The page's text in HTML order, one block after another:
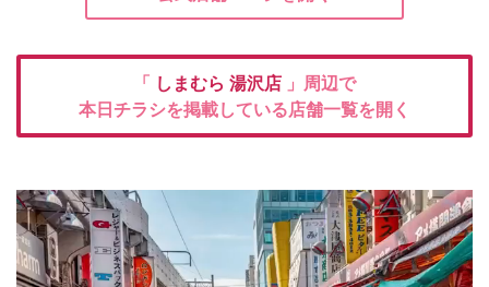
「 しまむら 湯沢店 」周辺で
本日チラシを掲載している店舗一覧を開く